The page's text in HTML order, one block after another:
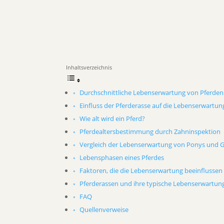
Inhaltsverzeichnis
Durchschnittliche Lebenserwartung von Pferden
Einfluss der Pferderasse auf die
Wie alt wird ein Pferd?
Pferdealtersbestimmung durch Zahninspektion
Vergleich der Lebenserwartung von Ponys und
Lebensphasen eines Pferdes
Faktoren, die die Lebenserwartung beeinflussen
Pferderassen und ihre typische
FAQ
Quellenverweise